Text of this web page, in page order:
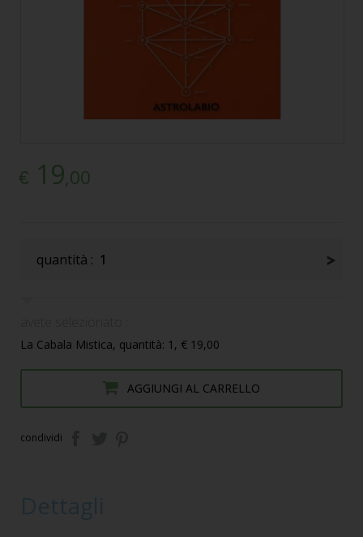
€ 19,00
quantità : 1
La Cabala Mistica, quantità: 1, € 19,00
AGGIUNGI AL CARRELLO
condividi